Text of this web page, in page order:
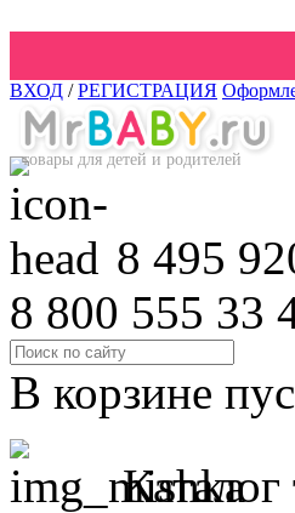
ВХОД /РЕГИСТРАЦИЯ
товары для детей и родителей
8 495
8 800 555 33
В корзине
Каталог